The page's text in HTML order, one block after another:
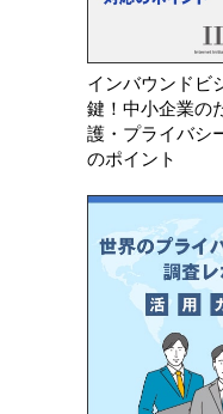
インバウンドビ
鍵！中小企業の
護・プライバシ
のポイント